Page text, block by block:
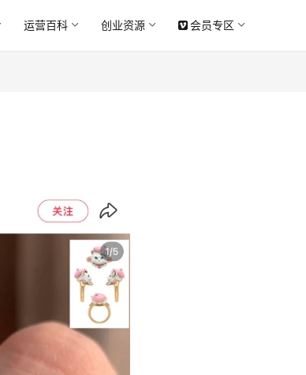
运营百科 创业资源 会员专区